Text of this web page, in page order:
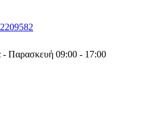
- Παρασκευή 09:00 - 17:00